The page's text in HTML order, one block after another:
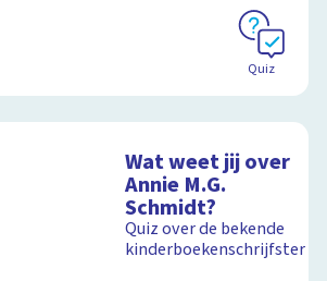
Quiz
Wat weet jij over
Annie M.G.
Schmidt?
Quiz over de bekende
kinderboekenschrijfster